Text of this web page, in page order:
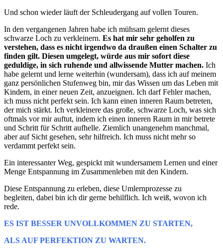
Und schon wieder läuft der Schleudergang auf vollen Touren.
In den vergangenen Jahren habe ich mühsam gelernt dieses
schwarze Loch zu verkleinern. Es hat mir sehr geholfen zu
verstehen, dass es nicht irgendwo da draußen einen Schalter zu
finden gilt. Diesen umgelegt, würde aus mir sofort diese
geduldige, in sich ruhende und allwissende Mutter machen. Ich
habe gelernt und lerne weiterhin (wundersam), dass ich auf meinem
ganz persönlichen Stufenweg bin, mir das Wissen um das Leben mit
Kindern, in einer neuen Zeit, anzueignen. Ich darf Fehler machen,
ich muss nicht perfekt sein. Ich kann einen inneren Raum betreten,
der mich stärkt. Ich verkleinere das große, schwarze Loch, was sich
oftmals vor mir auftut, indem ich einen inneren Raum in mir betrete
und Schritt für Schritt aufhelle. Ziemlich unangenehm manchmal,
aber auf Sicht gesehen, sehr hilfreich. Ich muss nicht mehr so
verdammt perfekt sein.
Ein interessanter Weg, gespickt mit wundersamem Lernen und einer
Menge Entspannung im Zusammenleben mit den Kindern.
Diese Entspannung zu erleben, diese Umlernprozesse zu
begleiten, dabei bin ich dir gerne behilflich. Ich weiß, wovon ich
rede.
ES IST BESSER UNVOLLKOMMEN ZU STARTEN,
ALS AUF PERFEKTION ZU WARTEN.